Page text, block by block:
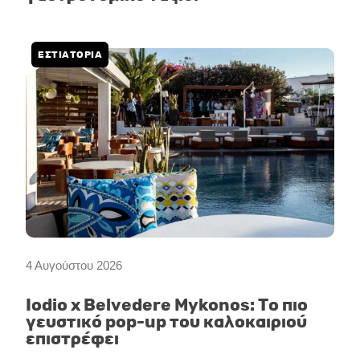
4 Αυγούστου 2026
ΕΣΤΙΑΤΟΡΙΑ
Iodio x Belvedere Mykonos: Το πιο
γευστικό pop-up του καλοκαιριού
επιστρέφει